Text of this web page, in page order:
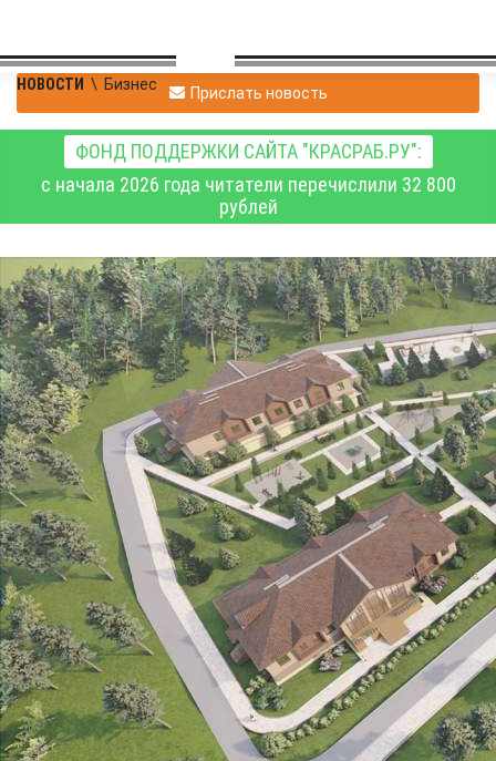
НОВОСТИ \ Бизнес Прислать новость
ФОНД ПОДДЕРЖКИ САЙТА "КРАСРАБ.РУ":
с начала 2026 года читатели перечислили 32 800
рублей
Проекты большого
края. Компания
"КрасАльфаСтрой": в
ритме созидания
Бизнес
31.10.2025 10:32
731